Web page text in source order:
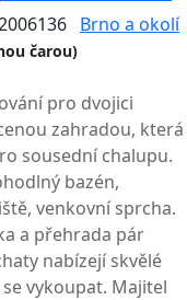
Brno a okolí
čarou)
pro dvojici
zahradou, která
sousední chalupu.
bazén,
venkovní sprcha.
a přehrada pár
nabízejí skvělé
vykoupat. Majitel